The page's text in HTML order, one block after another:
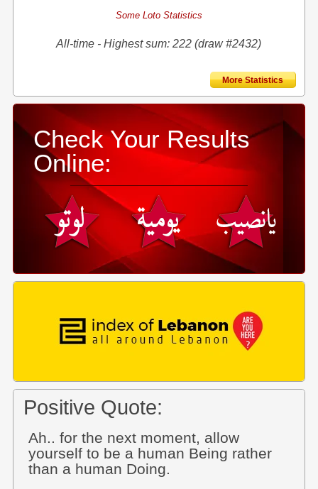
Some Loto Statistics
All-time - Highest sum: 222 (draw #2432)
More Statistics
Check Your Results
Online:
Positive Quote:
Ah.. for the next moment, allow
yourself to be a human Being rather
than a human Doing.